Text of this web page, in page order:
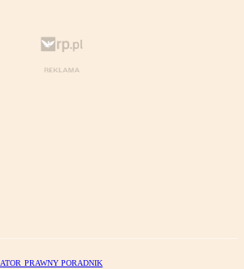
PRAWNY PORADNIK